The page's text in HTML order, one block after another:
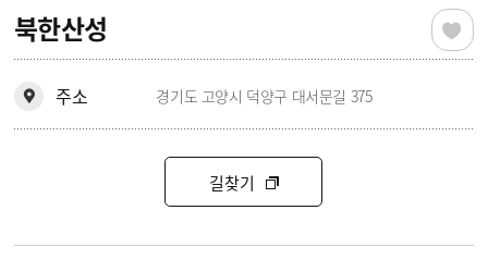
북한산성
주소 경기도 고양시 덕양구 대서문길 375
길찾기